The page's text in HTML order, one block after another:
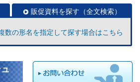
販促資料を探す（全文検索）
数の形名を指定して探す場合はこちら